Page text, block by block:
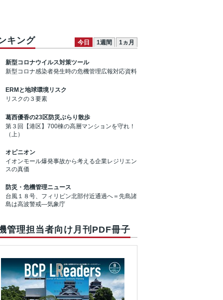
キング 今日 1週間 1ヵ月
新型コロナウイルス対策ツール
新型コロナ感染者発生時の危機管理広報対応資料
ERMと地球環境リスク
リスクの３要素
葛西優香の23区防災ぶらり散歩
第３回【港区】700棟の高層マンションを守れ！
（上）
オピニオン
イオンモール爆発事故から考える企業レジリエン
スの真価
防災・危機管理ニュース
台風１８号、フィリピン北部付近通過へ＝先島諸
島は高波警戒―気象庁
管理担当者向け月刊PDF冊子